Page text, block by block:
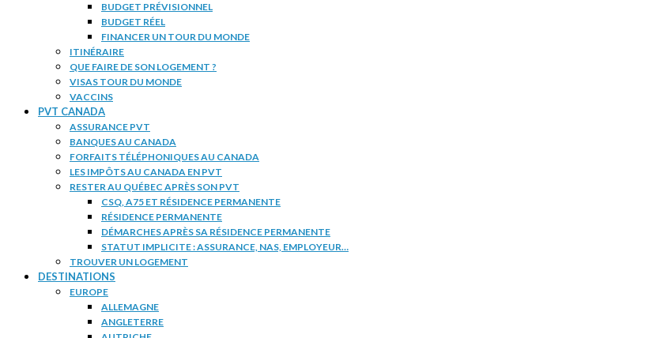
BUDGET PRÉVISIONNEL
BUDGET RÉEL
FINANCER UN TOUR DU MONDE
ITINÉRAIRE
QUE FAIRE DE SON LOGEMENT ?
VISAS TOUR DU MONDE
VACCINS
PVT CANADA
ASSURANCE PVT
BANQUES AU CANADA
FORFAITS TÉLÉPHONIQUES AU CANADA
LES IMPÔTS AU CANADA EN PVT
RESTER AU QUÉBEC APRÈS SON PVT
CSQ, A75 ET RÉSIDENCE PERMANENTE
RÉSIDENCE PERMANENTE
DÉMARCHES APRÈS SA RÉSIDENCE PERMANENTE
STATUT IMPLICITE : ASSURANCE, NAS, EMPLOYEUR…
TROUVER UN LOGEMENT
DESTINATIONS
EUROPE
ALLEMAGNE
ANGLETERRE